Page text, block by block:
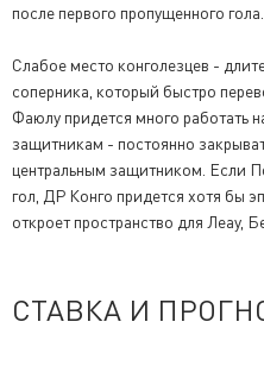
после первого пропущенного гола.
Слабое место конголезцев -
соперника, который быстро
Фаюлу придется много работать
защитникам - постоянно
центральным защитником. Если
гол, ДР Конго придется хотя бы
откроет пространство для Леау,
СТАВКА И